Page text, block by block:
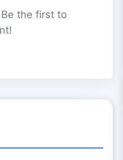
the first to